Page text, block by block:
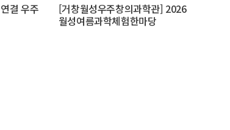
결 우주
[거창월성우주창의과학관] 2026
월성여름과학체험한마당